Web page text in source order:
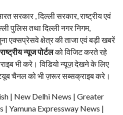
सरकार , दिल्ली सरकार, राष्ट्रीय एवं
पुलिस तथा दिल्ली नगर निगम,
एक्सप्रेसवे क्षेत्र की ताजा एवं बड़ी खबरें
न्यूज पोर्टलको विजिट करते रहे
भी करे। विडियो न्यूज़ देखने के लिए
चैनल को भी ज़रूर सब्सक्राइब करे।
| New Delhi News | Greater
Yamuna Expressway News |